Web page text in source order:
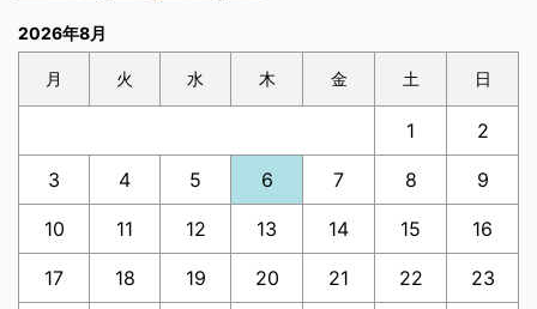
2026年8月
月 火 水 木 金 土 日
1 2
3 4 5 6 7 8 9
10 11 12 13 14 15 16
17 18 19 20 21 22 23